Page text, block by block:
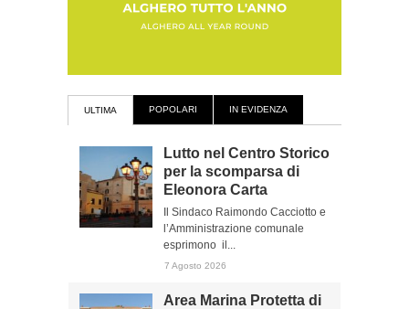
ULTIMA POPOLARI IN EVIDENZA
Lutto nel Centro Storico
per la scomparsa di
Eleonora Carta
Il Sindaco Raimondo Cacciotto e
l’Amministrazione comunale
esprimono il...
7 Agosto 2026
Area Marina Protetta di